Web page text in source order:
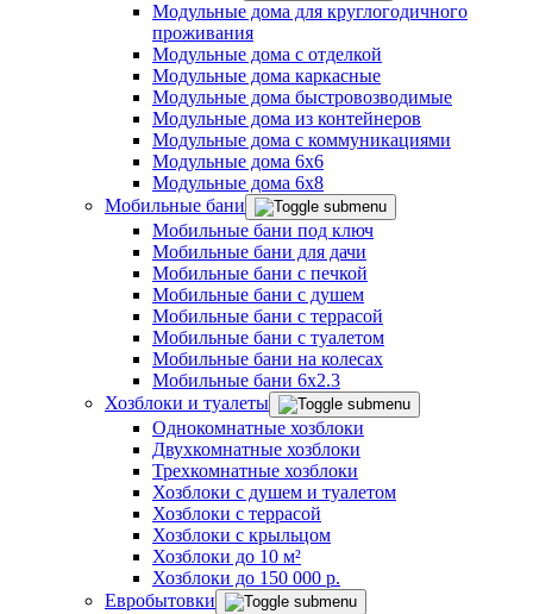
Модульные дома для круглогодичного
проживания
Модульные дома с отделкой
Модульные дома каркасные
Модульные дома быстровозводимые
Модульные дома из контейнеров
Модульные дома с коммуникациями
Модульные дома 6x6
Модульные дома 6x8
Мобильные бани
Мобильные бани под ключ
Мобильные бани для дачи
Мобильные бани с печкой
Мобильные бани с душем
Мобильные бани с террасой
Мобильные бани с туалетом
Мобильные бани на колесах
Мобильные бани 6х2.3
Хозблоки и туалеты
Однокомнатные хозблоки
Двухкомнатные хозблоки
Трехкомнатные хозблоки
Хозблоки с душем и туалетом
Хозблоки с террасой
Хозблоки с крыльцом
Хозблоки до 10 м²
Хозблоки до 150 000 р.
Евробытовки